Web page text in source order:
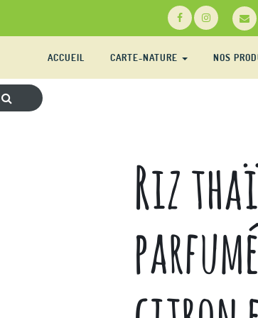
ACCUEIL CARTE-NATURE NOS
Riz thaï